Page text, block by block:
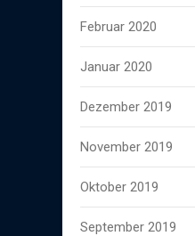
Februar 2020
Januar 2020
Dezember 2019
November 2019
Oktober 2019
September 2019